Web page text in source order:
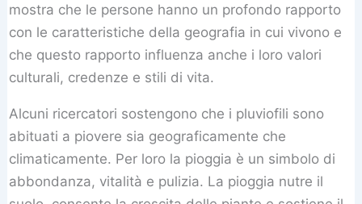
mostra che le persone hanno un profondo rapporto
con le caratteristiche della geografia in cui vivono e
che questo rapporto influenza anche i loro valori
culturali, credenze e stili di vita.
Alcuni ricercatori sostengono che i pluviofili sono
abituati a piovere sia geograficamente che
climaticamente. Per loro la pioggia è un simbolo di
abbondanza, vitalità e pulizia. La pioggia nutre il